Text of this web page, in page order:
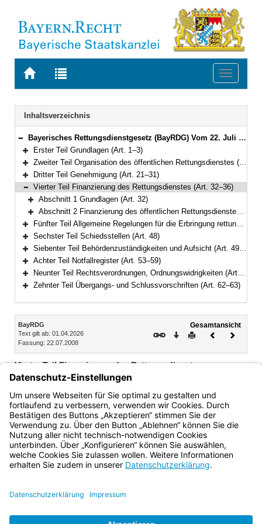
Zur
BAYERN.RECHT
Zur
letzten
Suche
Toggle
Navigation
Inhaltsverzeichnis
Bereich reduzieren
Bayerisches Rettungsdienstgesetz (BayRDG) Vom 22. Juli 2008 (GVBl. S. 429) BayRS 215-5-1-I (Art. 1–63)
Bereich erweitern
Erster Teil Grundlagen (Art. 1–3)
Bereich erweitern
Zweiter Teil Organisation des öffentlichen Rettungsdienstes (Art. 4–20)
Bereich erweitern
Dritter Teil Genehmigung (Art. 21–31)
Bereich reduzieren
Vierter Teil Finanzierung des Rettungsdienstes (Art. 32–36)
Bereich erweitern
Abschnitt 1 Grundlagen (Art. 32)
Bereich erweitern
Abschnitt 2 Finanzierung des öffentlichen Rettungsdienstes (Art. 33–36)
Bereich erweitern
Fünfter Teil Allgemeine Regelungen für die Erbringung rettungsdienstlicher Leistungen (Art. 37–47)
Bereich erweitern
Sechster Teil Schiedsstellen (Art. 48)
Bereich erweitern
Siebenter Teil Behördenzuständigkeiten und Aufsicht (Art. 49–52)
Bereich erweitern
Achter Teil Notfallregister (Art. 53–59)
Bereich erweitern
Neunter Teil Rechtsverordnungen, Ordnungswidrigkeiten (Art. 60–61)
Zehnter Teil Übergangs- und Schlussvorschriften (Art. 62–63)
Inhalt
BayRDG
Text gilt ab: 01.04.2026
Fassung: 22.07.2008
Gesamtansicht
Download
DruckenVorheriges
Vierter Teil Finanzierung des Rettungsdienstes
Abschnitt 1 Grundlagen (Art. 32)
Abschnitt 2 Finanzierung des öffentlichen Rettungsdienstes
(Art. 33–36)
Bayern.de
BayernPortal
Impressum